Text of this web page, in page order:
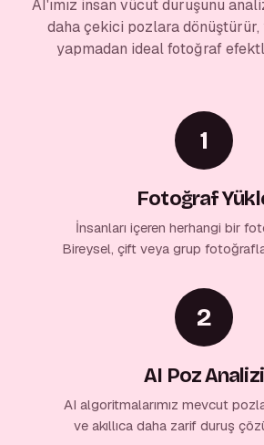
AI'ımız insan vücut duruşunu
daha çekici pozlara dönüştürür,
yapmadan ideal fotoğraf
1
Fotoğraf
İnsanları içeren herhangi bir
Bireysel, çift veya grup
2
AI Poz Analizi
AI algoritmalarımız mevcut
ve akıllıca daha zarif duruş